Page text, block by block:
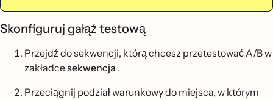
Skonfiguruj gałąź testową
Przejdź do sekwencji, którą chcesz przetestować A/B w
zakładcesekwencja .
Przeciągnij podział warunkowy do miejsca, w którym